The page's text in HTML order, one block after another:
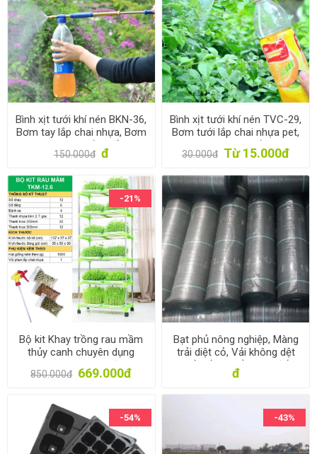
Bình xịt tưới khí nén BKN-36,
Bơm tay lắp chai nhựa, Bơm
phun sương bằng đồng
150.000đ đ
Bình xịt tưới khí nén TVC-29,
Bơm tưới lắp chai nhựa pet,
Bơm phun sương bằng nhựa
30.000đ Từ 15.000đ
-21%
Bộ kit Khay trồng rau mầm
thủy canh chuyên dụng
TKM-12.6, Khay, Giá đỡ, Vòi
xịt, Hạt giống
850.000đ 669.000đ
Bạt phủ nông nghiệp, Màng
trải diệt cỏ, Vải không dệt
phủ gốc giữ ẩm cho đất
chống cỏ dại
đ
-54% -43%